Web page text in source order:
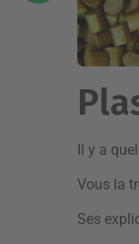
Il y a
Vous la
Ses